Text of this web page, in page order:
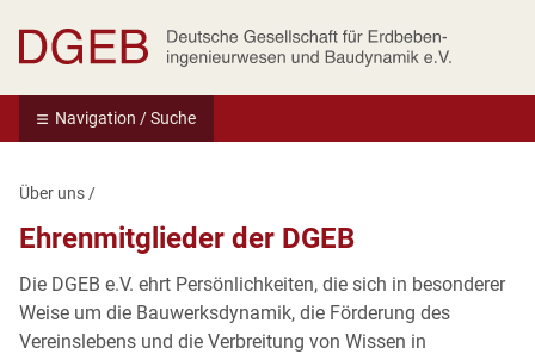
Navigation / Suche
Über uns /
Ehrenmitglieder der DGEB
Die DGEB e.V. ehrt Persönlichkeiten, die sich in besonderer
Weise um die Bauwerksdynamik, die Förderung des
Vereinslebens und die Verbreitung von Wissen in